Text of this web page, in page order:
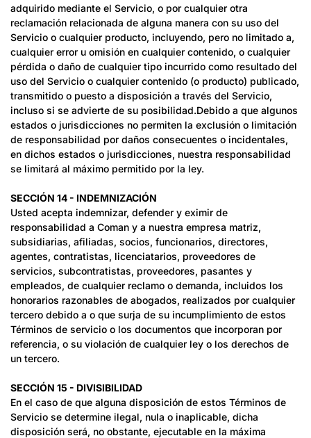
adquirido mediante el Servicio, o por cualquier otra
reclamación relacionada de alguna manera con su uso del
Servicio o cualquier producto, incluyendo, pero no limitado a,
cualquier error u omisión en cualquier contenido, o cualquier
pérdida o daño de cualquier tipo incurrido como resultado del
uso del Servicio o cualquier contenido (o producto) publicado,
transmitido o puesto a disposición a través del Servicio,
incluso si se advierte de su posibilidad.Debido a que algunos
estados o jurisdicciones no permiten la exclusión o limitación
de responsabilidad por daños consecuentes o incidentales,
en dichos estados o jurisdicciones, nuestra responsabilidad
se limitará al máximo permitido por la ley.
SECCIÓN 14 - INDEMNIZACIÓN
Usted acepta indemnizar, defender y eximir de
responsabilidad a Coman y a nuestra empresa matriz,
subsidiarias, afiliadas, socios, funcionarios, directores,
agentes, contratistas, licenciatarios, proveedores de
servicios, subcontratistas, proveedores, pasantes y
empleados, de cualquier reclamo o demanda, incluidos los
honorarios razonables de abogados, realizados por cualquier
tercero debido a o que surja de su incumplimiento de estos
Términos de servicio o los documentos que incorporan por
referencia, o su violación de cualquier ley o los derechos de
un tercero.
SECCIÓN 15 - DIVISIBILIDAD
En el caso de que alguna disposición de estos Términos de
Servicio se determine ilegal, nula o inaplicable, dicha
disposición será, no obstante, ejecutable en la máxima